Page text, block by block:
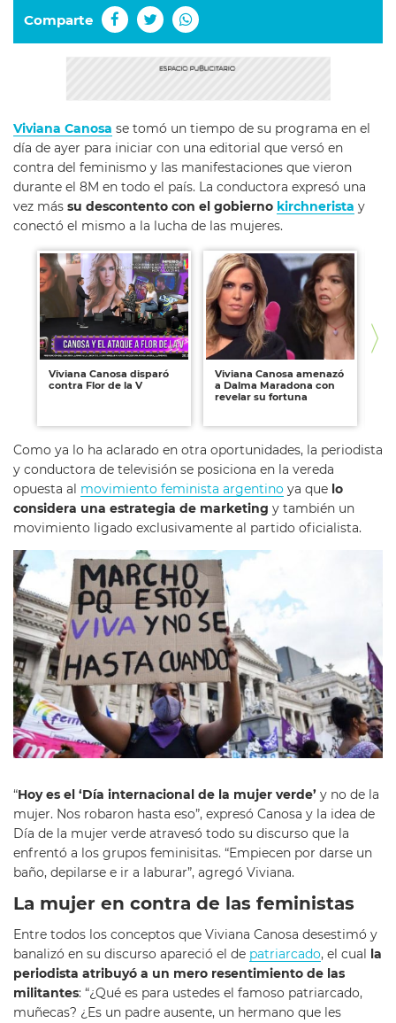
Comparte
Viviana Canosa se tomó un tiempo de su programa en el
día de ayer para iniciar con una editorial que versó en
contra del feminismo y las manifestaciones que vieron
durante el 8M en todo el país. La conductora expresó una
vez más su descontento con el gobierno kirchnerista y
conectó el mismo a la lucha de las mujeres.
Viviana Canosa disparó
contra Flor de la V
Viviana Canosa amenazó
a Dalma Maradona con
revelar su fortuna
Como ya lo ha aclarado en otra oportunidades, la periodista
y conductora de televisión se posiciona en la vereda
opuesta al movimiento feminista argentino ya que lo
considera una estrategia de marketing y también un
movimiento ligado exclusivamente al partido oficialista.
“Hoy es el ‘Día internacional de la mujer verde’ y no de la
mujer. Nos robaron hasta eso”, expresó Canosa y la idea de
Día de la mujer verde atravesó todo su discurso que la
enfrentó a los grupos feminisitas. “Empiecen por darse un
baño, depilarse e ir a laburar”, agregó Viviana.
La mujer en contra de las feministas
Entre todos los conceptos que Viviana Canosa desestimó y
banalizó en su discurso apareció el de patriarcado, el cual
la
periodista atribuyó a un mero resentimiento de las
militantes: “¿Qué es para ustedes el famoso patriarcado,
muñecas? ¿Es un padre ausente, un hermano que les